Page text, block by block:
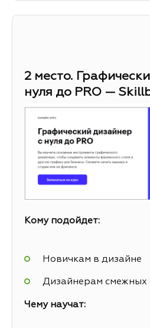
2 место.
нуля до PRO —
Кому подойдет:
Новичкам в дизайне
Дизайнерам смежных
Чему научат: